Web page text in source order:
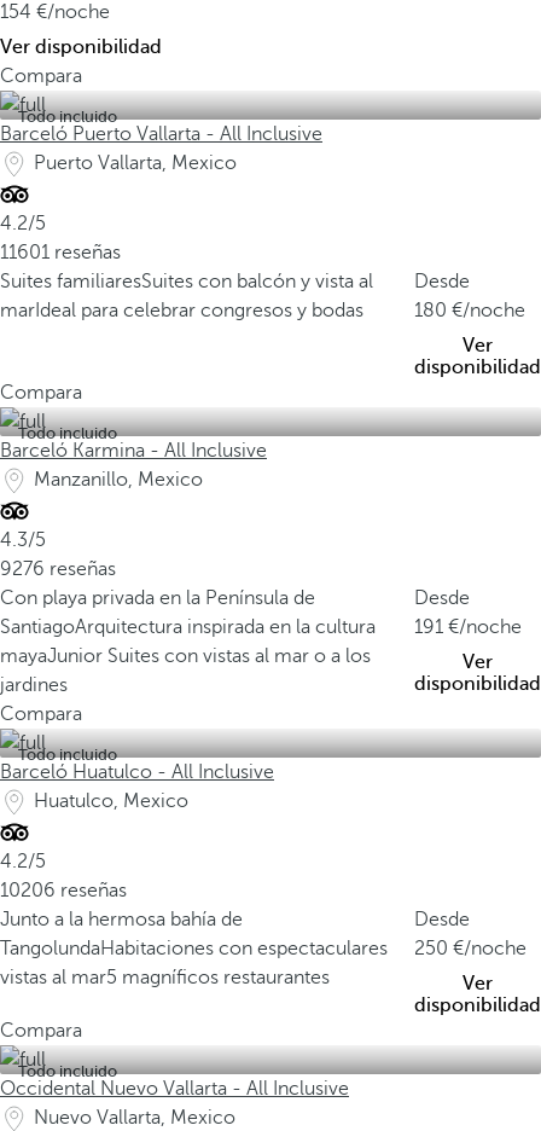
154
/noche
Ver disponibilidad
Compara
Todo incluido
Barceló Puerto Vallarta - All Inclusive
Puerto Vallarta, Mexico
4.2/5
11601 reseñas
Suites familiaresSuites con balcón y vista al
mar Ideal para celebrar congresos y bodas
Desde
180
/noche
Ver
disponibilidad
Compara
Todo incluido
Barceló Karmina - All Inclusive
Manzanillo, Mexico
4.3/5
9276 reseñas
Con playa privada en la Península de
SantiagoArquitectura inspirada en la cultura
mayaJunior Suites con vistas al mar o a los
jardines
Desde
191
/noche
Ver
disponibilidad
Compara
Todo incluido
Barceló Huatulco - All Inclusive
Huatulco, Mexico
4.2/5
10206 reseñas
Junto a la hermosa bahía de
TangolundaHabitaciones con espectaculares
vistas al mar5 magníficos restaurantes
Desde
250
/noche
Ver
disponibilidad
Compara
Todo incluido
Occidental Nuevo Vallarta - All Inclusive
Nuevo Vallarta, Mexico